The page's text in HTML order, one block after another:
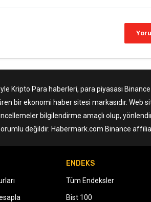
Kripto Para haberleri, para piyasası
bir ekonomi haber sitesi markasıdır.
bilgilendirme amaçlı olup,
değildir. Habermark.com Binance
ENDEKS
Tüm Endeksler
Bist 100